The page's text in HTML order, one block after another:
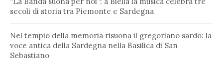
secoli di storia tra Piemonte e Sardegna
Nel tempio della memoria risuona il gregoriano sardo: la
voce antica della Sardegna nella Basilica di San
Sebastiano